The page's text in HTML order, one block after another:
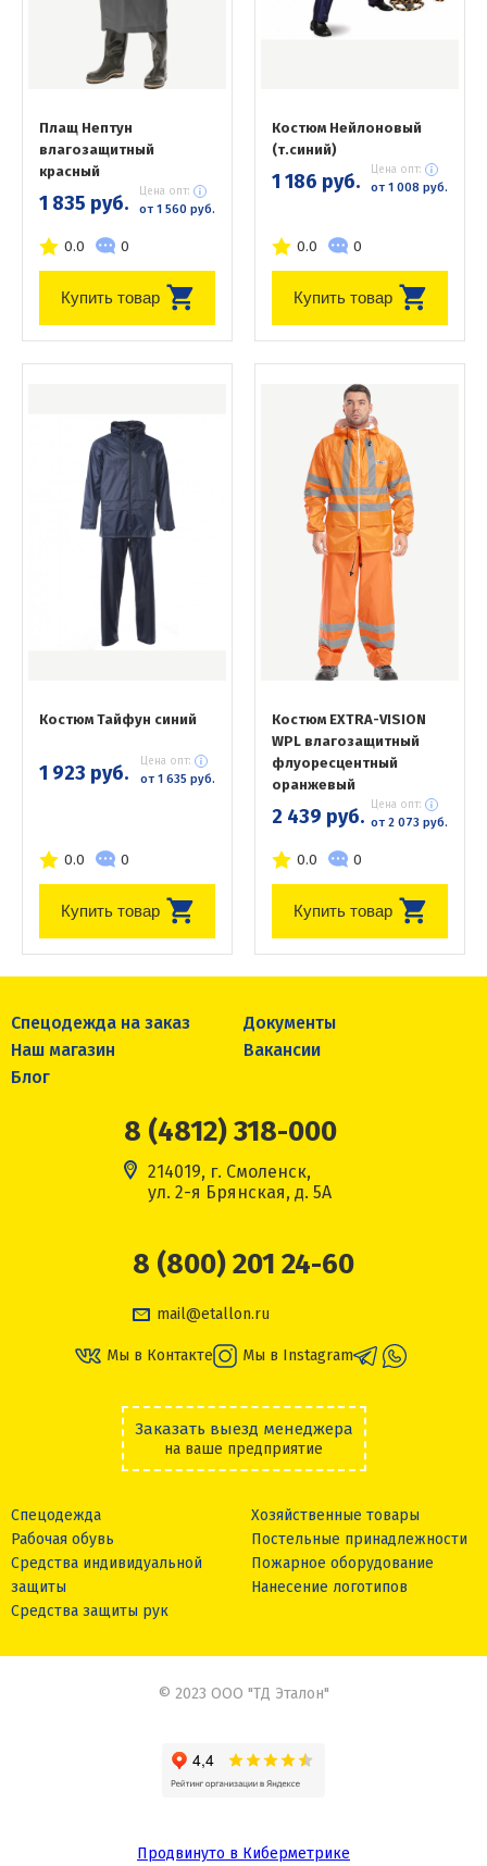
Плащ Нептун
влагозащитный
красный
1 835 руб. Цена опт:
от 1 560 руб.
0.0 0
Купить товар
Костюм Нейлоновый
(т.синий)
1 186 руб. Цена опт:
от 1 008 руб.
0.0 0
Купить товар
Костюм Тайфун синий
1 923 руб. Цена опт:
от 1 635 руб.
0.0 0
Купить товар
Костюм EXTRA-VISION
WPL влагозащитный
флуоресцентный
оранжевый
2 439 руб. Цена опт:
от 2 073 руб.
0.0 0
Купить товар
Спецодежда на заказ
Документы
Наш магазин
Вакансии
Блог
8 (4812) 318-000
214019, г. Смоленск,
ул. 2-я Брянская, д. 5А
8 (800) 201 24-60
mail@etallon.ru
Мы в Контакте Мы в Instagram
Заказать выезд менеджера
на ваше предприятие
Спецодежда
Рабочая обувь
Средства индивидуальной
защиты
Средства защиты рук
Хозяйственные товары
Постельные принадлежности
Пожарное оборудование
Нанесение логотипов
© 2023 ООО "ТД Эталон"
Продвинуто в Киберметрике